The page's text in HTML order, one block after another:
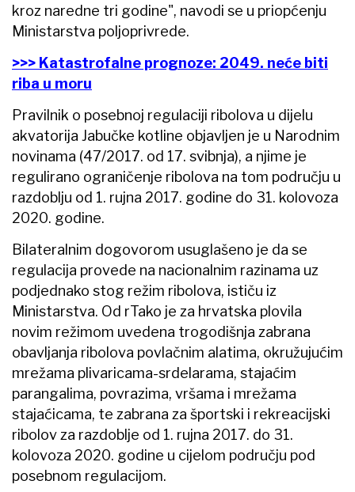
kroz naredne tri godine", navodi se u priopćenju
Ministarstva poljoprivrede.
>>> Katastrofalne prognoze: 2049. neće biti
riba u moru
Pravilnik o posebnoj regulaciji ribolova u dijelu
akvatorija Jabučke kotline objavljen je u Narodnim
novinama (47/2017. od 17. svibnja), a njime je
regulirano ograničenje ribolova na tom području u
razdoblju od 1. rujna 2017. godine do 31. kolovoza
2020. godine.
Bilateralnim dogovorom usuglašeno je da se
regulacija provede na nacionalnim razinama uz
podjednako stog režim ribolova, ističu iz
Ministarstva. Od rTako je za hrvatska plovila
novim režimom uvedena trogodišnja zabrana
obavljanja ribolova povlačnim alatima, okružujućim
mrežama plivaricama-srdelarama, stajaćim
parangalima, povrazima, vršama i mrežama
stajaćicama, te zabrana za športski i rekreacijski
ribolov za razdoblje od 1. rujna 2017. do 31.
kolovoza 2020. godine u cijelom području pod
posebnom regulacijom.